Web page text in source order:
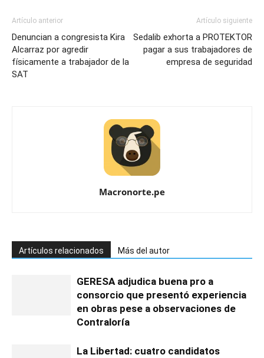
Artículo anterior
Denuncian a congresista Kira
Alcarraz por agredir
físicamente a trabajador de la
SAT
Artículo siguiente
Sedalib exhorta a PROTEKTOR
pagar a sus trabajadores de
empresa de seguridad
Macronorte.pe
Artículos relacionados Más del autor
GERESA adjudica buena pro a
consorcio que presentó experiencia
en obras pese a observaciones de
Contraloría
La Libertad: cuatro candidatos